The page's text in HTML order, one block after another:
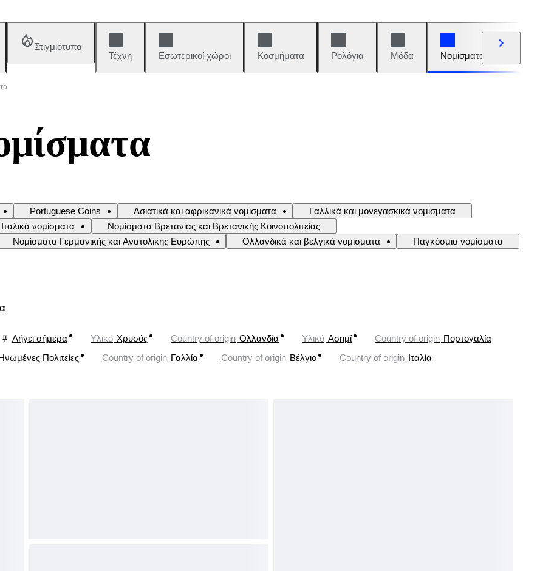
Στιγμιότυπα
Τέχνη
Εσωτερικοί χώροι Κοσμήματα Ρολόγια Μόδα Νομίσματα και
Portuguese Coins Ασιατικά και αφρικανικά νομίσματα
Γαλλικά και μονεγασκικά νομίσματα
Ιταλικά νομίσματα
Νομίσματα Βρετανίας και Βρετανικής Κοινοπολιτείας
Νομίσματα Γερμανικής και Ανατολικής Ευρώπης Ολλανδικά και βελγικά νομίσματα
Παγκόσμια νομίσματα
Λήγει σήμερα Υλικό Χρυσός Country of origin Ολλανδία Υλικό Ασημί Country of origin Πορτογαλία
Πολιτείες Country of origin Γαλλία Country of origin Βέλγιο Country of origin Ιταλία